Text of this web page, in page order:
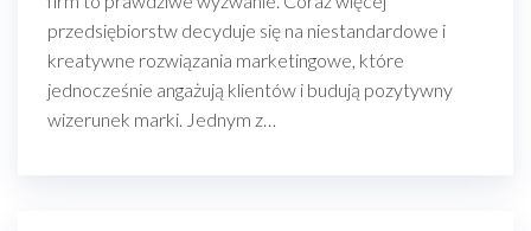
przedsiębiorstw decyduje się na niestandardowe i
kreatywne rozwiązania marketingowe, które
jednocześnie angażują klientów i budują pozytywny
wizerunek marki. Jednym z…